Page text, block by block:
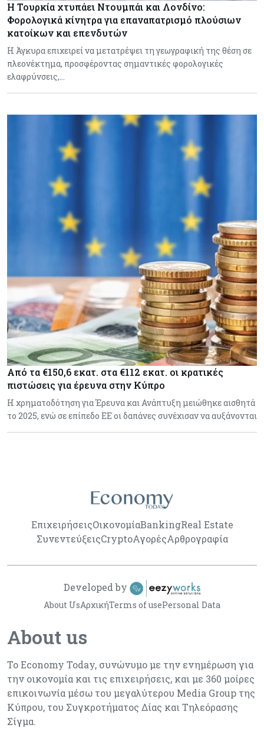
Η Τουρκία χτυπάει Ντουμπάι και Λονδίνο:
Φορολογικά κίνητρα για επαναπατρισμό πλούσιων
κατοίκων και επενδυτών
Η Άγκυρα επιχειρεί να μετατρέψει τη γεωγραφική της θέση σε
πλεονέκτημα, προσφέροντας σημαντικές φορολογικές
ελαφρύνσεις,…
Από τα €150,6 εκατ. στα €112 εκατ. οι κρατικές
πιστώσεις για έρευνα στην Κύπρο
Η χρηματοδότηση για Έρευνα και Ανάπτυξη μειώθηκε αισθητά
το 2025, ενώ σε επίπεδο ΕΕ οι δαπάνες συνέχισαν να αυξάνονται
ΕπιχειρήσειςΟικονομίαBankingReal Estate
ΣυνεντεύξειςCryptoΑγορέςΑρθρογραφία
About us
Το Economy Today, συνώνυμο με την ενημέρωση για
την οικονομία και τις επιχειρήσεις, και με 360 μοίρες
επικοινωνία μέσω του μεγαλύτερου Media Group της
Κύπρου, του Συγκροτήματος Δίας και Τηλεόρασης
Σίγμα.
About UsΑρχικήTerms of usePersonal Data
Developed by